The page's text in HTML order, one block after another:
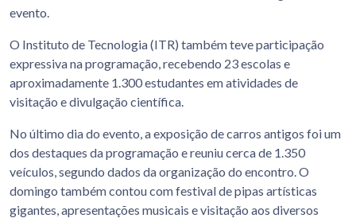
evento.
O Instituto de Tecnologia (ITR) também teve participação
expressiva na programação, recebendo 23 escolas e
aproximadamente 1.300 estudantes em atividades de
visitação e divulgação científica.
No último dia do evento, a exposição de carros antigos foi um
dos destaques da programação e reuniu cerca de 1.350
veículos, segundo dados da organização do encontro. O
domingo também contou com festival de pipas artísticas
gigantes, apresentações musicais e visitação aos diversos